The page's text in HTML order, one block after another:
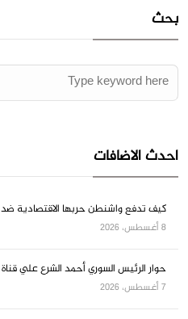
بحث
احدث الاضافات
كيف تدفع واشنطن حربها الاقتصادية ضد
8 أغسطس، 2026
حوار الرئيس السوري أحمد الشرع علي قناة
7 أغسطس، 2026